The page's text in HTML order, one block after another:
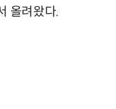
올려왔다.